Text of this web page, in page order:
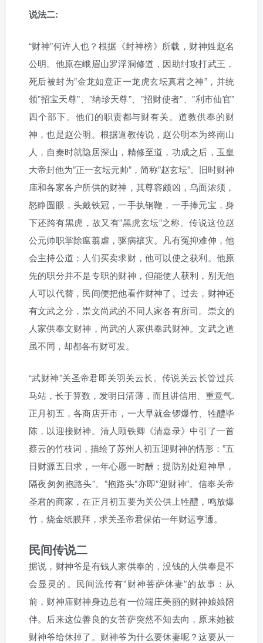
说法二:
“财神”何许人也？根据《封神榜》所载，财神姓赵名
公明。他原在峨眉山罗浮洞修道，因助纣攻打武王，
死后被封为”金龙如意正一龙虎玄坛真君之神”，并统
领”招宝天尊”、”纳珍天尊”、”招财使者”、”利市仙官”
四个部下。他们的职责都与财有关。道教供奉的财
神，也是赵公明。根据道教传说，赵公明本为终南山
人，自秦时就隐居深山，精修至道，功成之后，玉皇
大帝封他为”正一玄坛元帅”，简称”赵玄坛”。旧时财神
庙和各家各户所供的财神，其尊容颇凶，乌面浓须，
怒睁圆眼，头戴铁冠，一手执钢鞭，一手捧元宝，身
下还跨有黑虎，故又有”黑虎玄坛”之称。传说这位赵
公元帅职掌除瘟翦虐，驱病禳灾。凡有冤抑难伸，他
会主持公道；人们买卖求财，他可以使之获利。他原
先的职分并不是专职的财神，但能使人获利，别无他
人可以代替，民间便把他看作财神了。过去，财神还
有文武之分，崇文尚武的不同人家各有所司。崇文的
人家供奉文财神，尚武的人家供奉武财神。文武之道
虽不同，却都各有财可发。
“武财神”关圣帝君即关羽关云长。传说关云长管过兵
马站，长于算数，发明日清薄，而且讲信用、重意气.
正月初五，各商店开市，一大早就金锣爆竹、牲醴毕
陈，以迎接财神。清人顾铁卿《清嘉录》中引了一首
蔡云的竹枝词，描绘了苏州人初五迎财神的情形：”五
日财源五日求，一年心愿一时酬；提防别处迎神早，
隔夜匆匆抱路头”。”抱路头”亦即”迎财神”。信奉关帝
圣君的商家，在正月初五要为关公供上牲醴，鸣放爆
竹，烧金纸膜拜，求关圣帝君保佑一年财运亨通。
民间传说二
据说，财神爷是有钱人家供奉的，没钱的人供奉是不
会显灵的。民间流传有”财神菩萨休妻”的故事：从
前，财神庙财神身边总有一位端庄美丽的财神娘娘陪
伴。后来这位善良的女菩萨突然不知去向，原来她被
财神爷给休掉了。财神爷为什么要休妻呢？这要从一